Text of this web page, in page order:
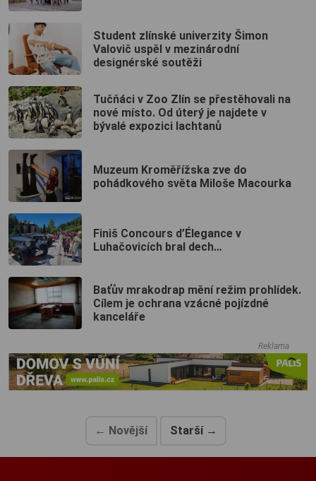
Student zlínské univerzity Šimon
Valovič uspěl v mezinárodní
designérské soutěži
Tučňáci v Zoo Zlín se přestěhovali na
nové místo. Od úterý je najdete v
bývalé expozici lachtanů
Muzeum Kroměřížska zve do
pohádkového světa Miloše Macourka
Finiš Concours d’Élegance v
Luhačovicích bral dech…
Baťův mrakodrap mění režim prohlídek.
Cílem je ochrana vzácné pojízdné
kanceláře
Reklama
← Novější Starší →